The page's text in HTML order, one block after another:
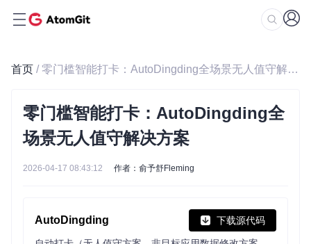
首页 / 零门槛智能打卡：AutoDingding全场景无人值守解决方案
零门槛智能打卡：AutoDingding全
场景无人值守解决方案
2026-04-17 08:43:12 作者：俞予舒Fleming
AutoDingding 下载源代码